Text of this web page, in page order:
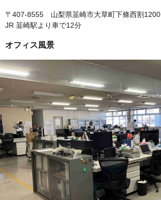
〒407-8555 山梨県韮崎市大草町下條西割1200
JR 韮崎駅より車で12分
オフィス風景